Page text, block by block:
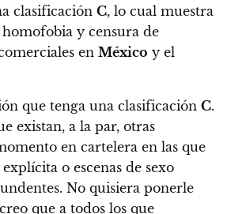
clasificación C, lo cual muestra
y censura de
en México y el
que tenga una clasificación C.
existan, a la par, otras
en cartelera en las que
o escenas de sexo
No quisiera ponerle
que a todos los que